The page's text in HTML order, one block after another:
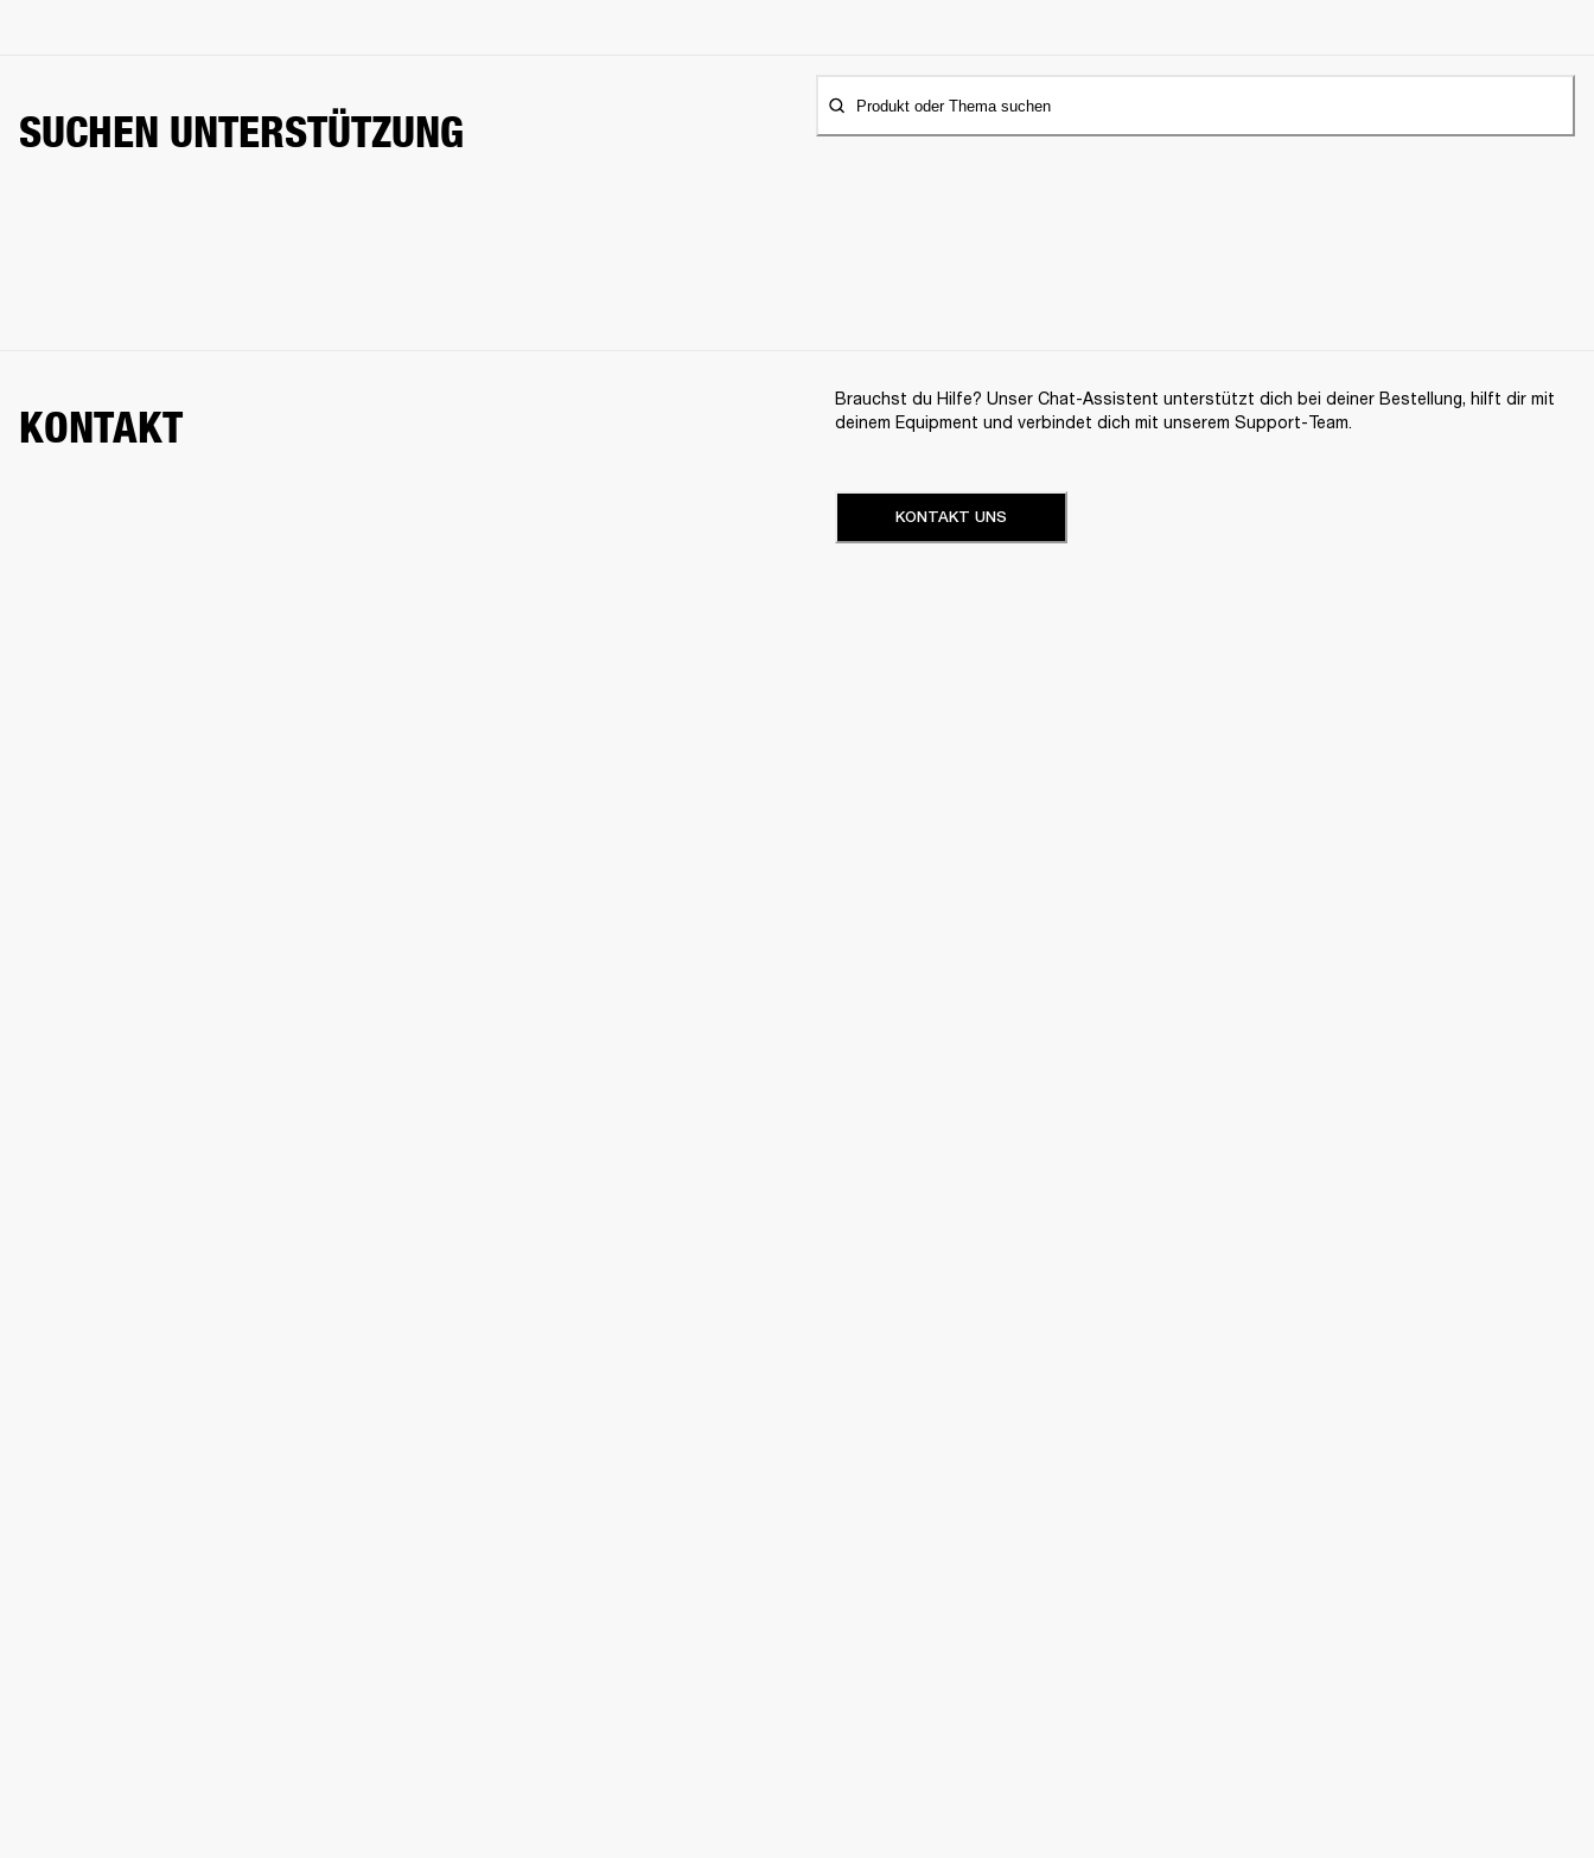
SUCHEN UNTERSTÜTZUNG Produkt oder Thema suchen
KONTAKT
Brauchst du Hilfe? Unser Chat-Assistent unterstützt dich bei deiner Bestellung, hilft dir mit
deinem Equipment und verbindet dich mit unserem Support-Team.
KONTAKT UNS